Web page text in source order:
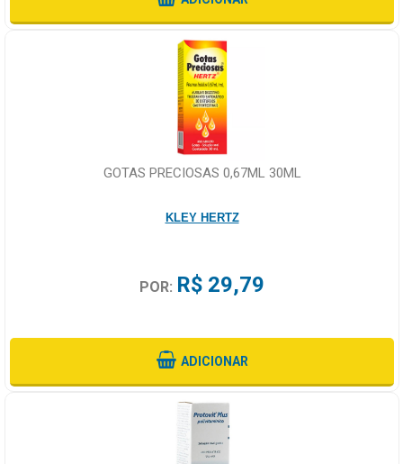
GOTAS PRECIOSAS 0,67ML 30ML
KLEY HERTZ
POR: R$ 29,79
ADICIONAR